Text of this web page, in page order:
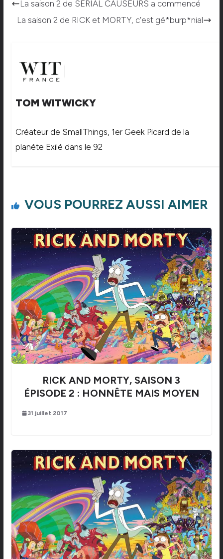
La saison 2 de SERIAL CAUSEURS a commencé
La saison 2 de RICK et MORTY, c’est gé*burp*nial
TOM WITWICKY
Créateur de SmallThings, 1er Geek Picard de la
planète Exilé dans le 92
VOUS POURREZ AUSSI AIMER
RICK AND MORTY, SAISON 3
ÉPISODE 2 : HONNÊTE MAIS MOYEN
31 juillet 2017